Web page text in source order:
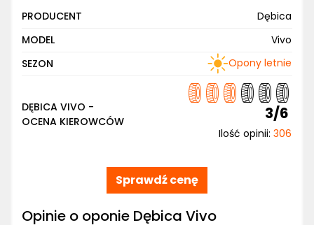
PRODUCENT
Dębica
MODEL
Vivo
SEZON
Opony letnie
DĘBICA VIVO -
OCENA KIEROWCÓW
3/6
Ilość opinii: 306
Sprawdź cenę
Opinie o oponie Dębica Vivo